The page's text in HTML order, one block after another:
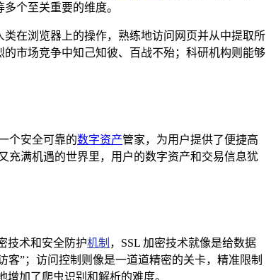
个至关重要的维度。
在浏览器上的操作，熟练地访问网页并从中提取所
市场竞争中知己知彼、百战不殆；科研机构则能够
个安全可靠的数字资产管家，为用户提供了便捷高
充满机遇的世界里，用户的数字资产和交易信息犹
技术和安全防护机制 ，SSL 加密技术就像是给数据
”；访问控制则像是一道道精密的关卡，精准限制
加了爬虫识别和解析的难度。